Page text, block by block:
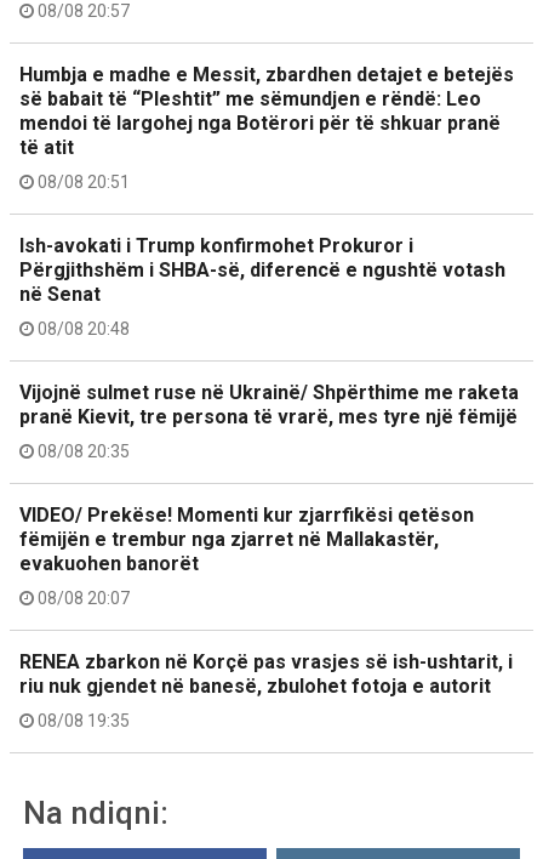
08/08 20:57
Humbja e madhe e Messit, zbardhen detajet e betejës
së babait të “Pleshtit” me sëmundjen e rëndë: Leo
mendoi të largohej nga Botërori për të shkuar pranë
të atit
08/08 20:51
Ish-avokati i Trump konfirmohet Prokuror i
Përgjithshëm i SHBA-së, diferencë e ngushtë votash
në Senat
08/08 20:48
Vijojnë sulmet ruse në Ukrainë/ Shpërthime me raketa
pranë Kievit, tre persona të vrarë, mes tyre një fëmijë
08/08 20:35
VIDEO/ Prekëse! Momenti kur zjarrfikësi qetëson
fëmijën e trembur nga zjarret në Mallakastër,
evakuohen banorët
08/08 20:07
RENEA zbarkon në Korçë pas vrasjes së ish-ushtarit, i
riu nuk gjendet në banesë, zbulohet fotoja e autorit
08/08 19:35
Na ndiqni: